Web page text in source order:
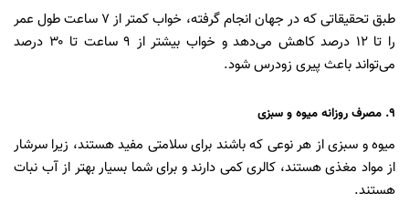
طبق تحقیقاتی که در جهان انجام گرفته، خواب کمتر از ۷ ساعت طول عمر
را تا ۱۲ درصد کاهش می‌دهد و خواب بیشتر از ۹ ساعت تا ۳۰ درصد
می‌تواند باعث پیری زودرس شود.
۹. مصرف روزانه میوه و سبزی
میوه و سبزی از هر نوعی که باشند برای سلامتی مفید هستند، زیرا سرشار
از مواد مغذی هستند، کالری کمی دارند و برای شما بسیار بهتر از آب نبات
هستند.